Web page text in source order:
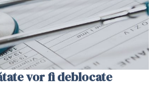
vor fi deblocate